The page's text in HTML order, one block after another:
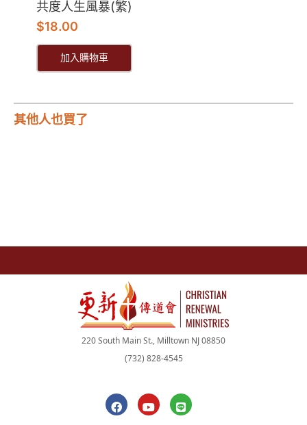
共度人生風暴(繁)
$18.00
加入購物車
其他人也買了
220 South Main St., Milltown NJ 08850
(732) 828-4545
F
a
Y
o
L
i